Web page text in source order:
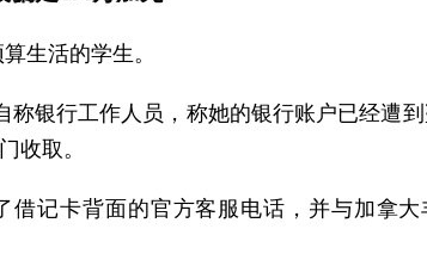
生活的学生。
银行工作人员，称她的银行账户已经遭
收取。
借记卡背面的官方客服电话，并与加拿